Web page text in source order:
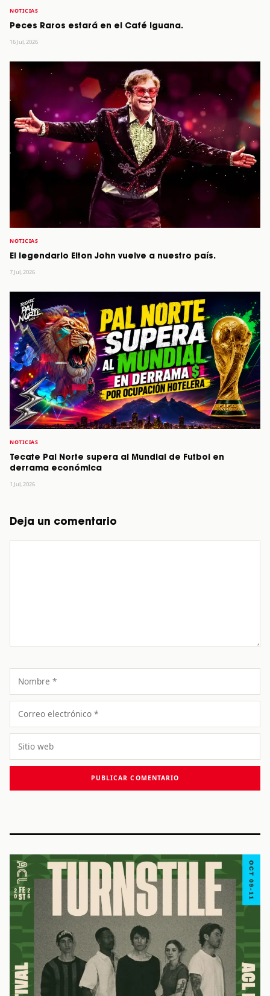
NOTICIAS
Peces Raros estará en el Café Iguana.
16 Jul, 2026
NOTICIAS
El legendario Elton John vuelve a nuestro país.
7 Jul, 2026
NOTICIAS
Tecate Pal Norte supera al Mundial de Futbol en
derrama económica
1 Jul, 2026
Deja un comentario
Nombre
Correo
electrónico
Sitio
web